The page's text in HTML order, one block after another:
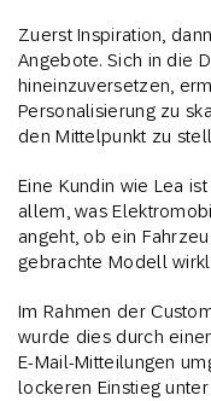
Zuerst Inspiration,
Angebote. Sich in die
hineinzuversetzen,
Personalisierung zu
den Mittelpunkt zu
Eine Kundin wie Lea
allem, was
angeht, ob ein
gebrachte Modell
Im Rahmen der
wurde dies durch
E-Mail-Mitteilungen
lockeren Einstieg